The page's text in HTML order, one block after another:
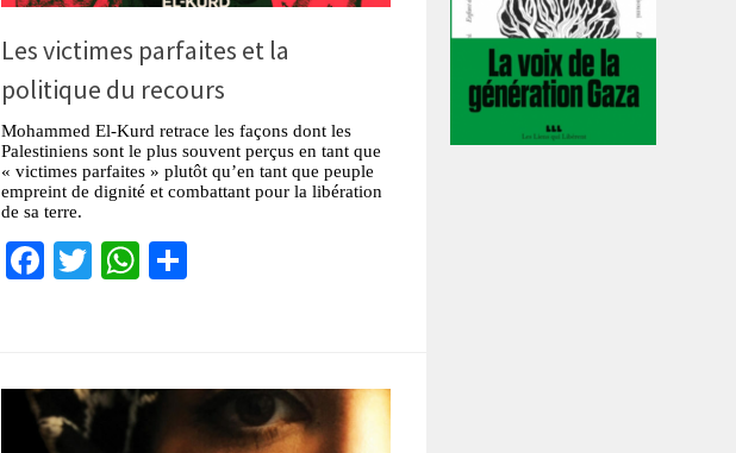
Les victimes parfaites et la
politique du recours
Mohammed El-Kurd retrace les façons dont les
Palestiniens sont le plus souvent perçus en tant que
« victimes parfaites » plutôt qu’en tant que peuple
empreint de dignité et combattant pour la libération
de sa terre.
Facebook
TwitterWhatsApp